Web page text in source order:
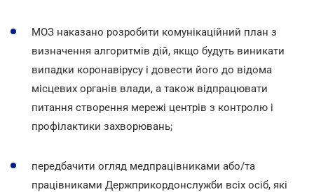
МОЗ наказано розробити комунікаційний план з
визначення алгоритмів дій, якщо будуть виникати
випадки коронавірусу і довести його до відома
місцевих органів влади, а також відпрацювати
питання створення мережі центрів з контролю і
профілактики захворювань;
передбачити огляд медпрацівниками або/та
працівниками Держприкордонслужби всіх осіб, які